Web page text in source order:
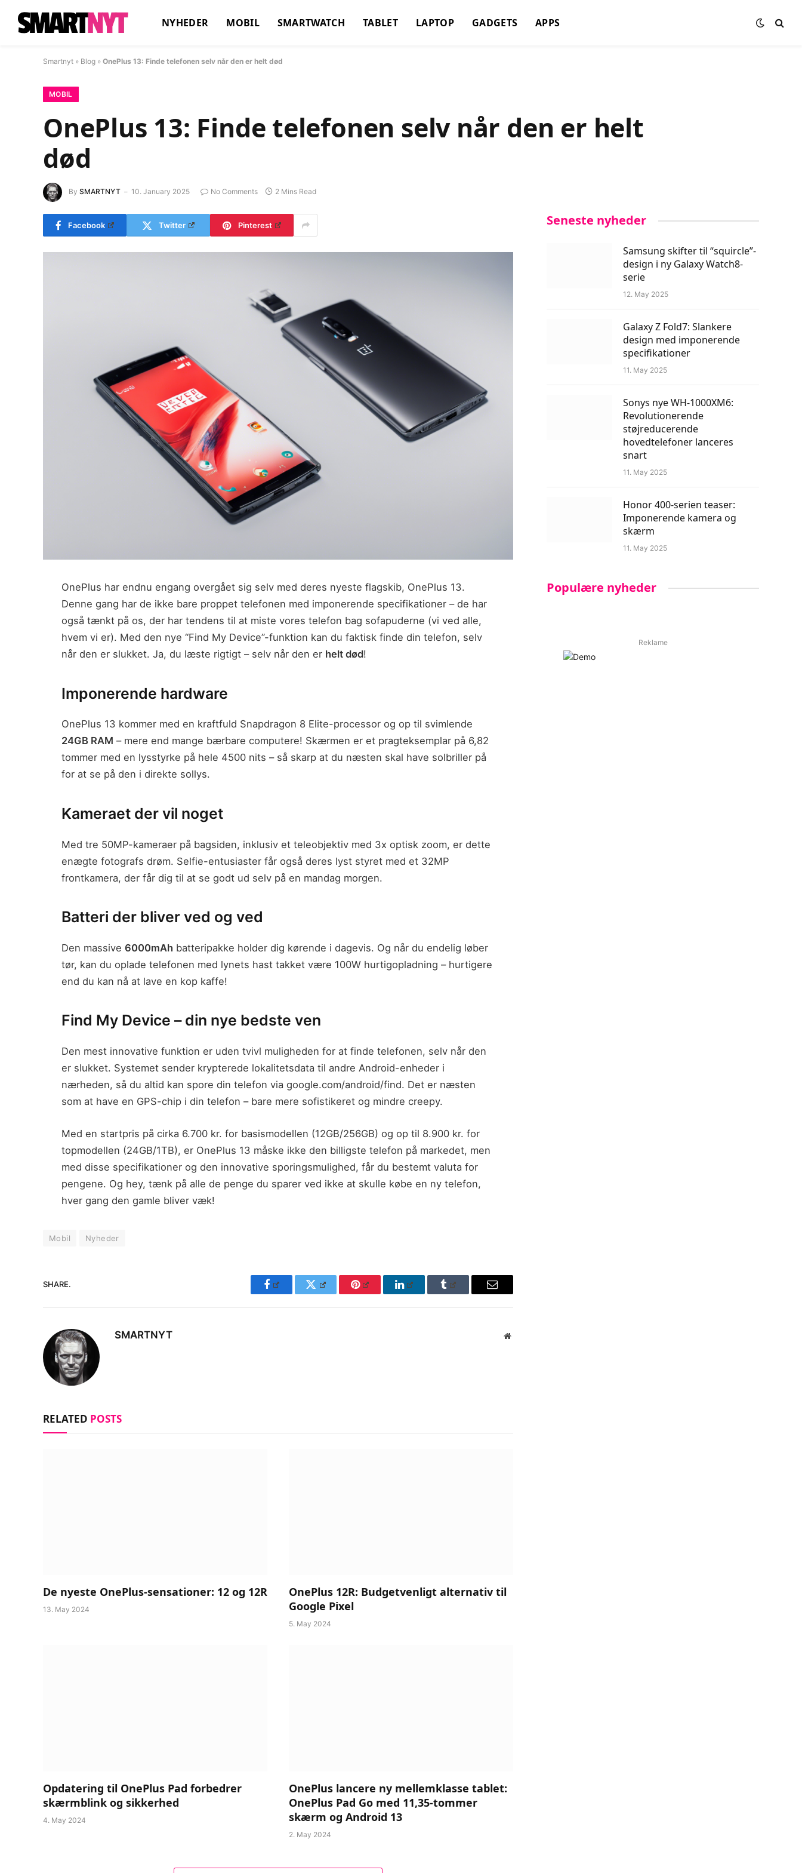
NYHEDER MOBIL SMARTWATCH TABLET LAPTOP GADGETS APPS
Smartnyt » Blog » OnePlus 13: Finde telefonen selv når den er helt død
MOBIL
OnePlus 13: Finde telefonen selv når den er helt
død
By SMARTNYT 10. January 2025 No Comments 2 Mins Read
Facebook Twitter Pinterest
OnePlus har endnu engang overgået sig selv med deres nyeste flagskib, OnePlus 13.
Denne gang har de ikke bare proppet telefonen med imponerende specifikationer – de har
også tænkt på os, der har tendens til at miste vores telefon bag sofapuderne (vi ved alle,
hvem vi er). Med den nye “Find My Device”-funktion kan du faktisk finde din telefon, selv
når den er slukket. Ja, du læste rigtigt – selv når den er helt død!
Imponerende hardware
OnePlus 13 kommer med en kraftfuld Snapdragon 8 Elite-processor og op til svimlende
24GB RAM – mere end mange bærbare computere! Skærmen er et pragteksemplar på 6,82
tommer med en lysstyrke på hele 4500 nits – så skarp at du næsten skal have solbriller på
for at se på den i direkte sollys.
Kameraet der vil noget
Med tre 50MP-kameraer på bagsiden, inklusiv et teleobjektiv med 3x optisk zoom, er dette
enægte fotografs drøm. Selfie-entusiaster får også deres lyst styret med et 32MP
frontkamera, der får dig til at se godt ud selv på en mandag morgen.
Batteri der bliver ved og ved
Den massive 6000mAh batteripakke holder dig kørende i dagevis. Og når du endelig løber
tør, kan du oplade telefonen med lynets hast takket være 100W hurtigopladning – hurtigere
end du kan nå at lave en kop kaffe!
Find My Device – din nye bedste ven
Den mest innovative funktion er uden tvivl muligheden for at finde telefonen, selv når den
er slukket. Systemet sender krypterede lokalitetsdata til andre Android-enheder i
nærheden, så du altid kan spore din telefon via google.com/android/find. Det er næsten
som at have en GPS-chip i din telefon – bare mere sofistikeret og mindre creepy.
Med en startpris på cirka 6.700 kr. for basismodellen (12GB/256GB) og op til 8.900 kr. for
topmodellen (24GB/1TB), er OnePlus 13 måske ikke den billigste telefon på markedet, men
med disse specifikationer og den innovative sporingsmulighed, får du bestemt valuta for
pengene. Og hey, tænk på alle de penge du sparer ved ikke at skulle købe en ny telefon,
hver gang den gamle bliver væk!
Mobil Nyheder
SHARE.
Facebook Twitter Pinterest LinkedIn Tumblr Email
SMARTNYT Website
RELATED POSTS
De nyeste OnePlus-sensationer: 12 og 12R
13. May 2024
OnePlus 12R: Budgetvenligt alternativ til
Google Pixel
5. May 2024
Opdatering til OnePlus Pad forbedrer
skærmblink og sikkerhed
4. May 2024
OnePlus lancere ny mellemklasse tablet:
OnePlus Pad Go med 11,35-tommer
skærm og Android 13
2. May 2024
Seneste nyheder
Samsung skifter til “squircle”-
design i ny Galaxy Watch8-
serie
12. May 2025
Galaxy Z Fold7: Slankere
design med imponerende
specifikationer
11. May 2025
Sonys nye WH-1000XM6:
Revolutionerende
støjreducerende
hovedtelefoner lanceres
snart
11. May 2025
Honor 400-serien teaser:
Imponerende kamera og
skærm
11. May 2025
Populære nyheder
Reklame